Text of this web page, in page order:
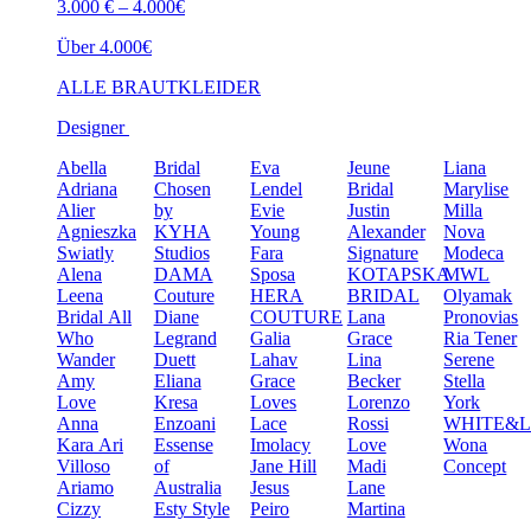
3.000 € – 4.000€
Über 4.000€
ALLE BRAUTKLEIDER
Designer
Abella
Adriana
Alier
Agnieszka
Swiatly
Alena
Leena
Bridal All
Who
Wander
Amy
Love
Anna
Kara Ari
Villoso
Ariamo
Cizzy
Bridal
Chosen
by
KYHA
Studios
DAMA
Couture
Diane
Legrand
Duett
Eliana
Kresa
Enzoani
Essense
of
Australia
Esty Style
Eva
Lendel
Evie
Young
Fara
Sposa
HERA
COUTURE
Galia
Lahav
Grace
Loves
Lace
Imolacy
Jane Hill
Jesus
Peiro
Jeune
Bridal
Justin
Alexander
Signature
KOTAPSKA
BRIDAL
Lana
Grace
Lina
Becker
Lorenzo
Rossi
Love
Madi
Lane
Martina
Liana
Marylise
Milla
Nova
Modeca
MWL
Olyamak
Pronovias
Ria Tener
Serene
Stella
York
Wona
Concept